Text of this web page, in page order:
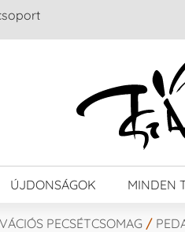
ÚJDONSÁGOK MINDEN
PECSÉTCSOMAG /